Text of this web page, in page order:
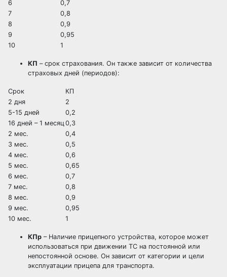
6
0,7
7
0,8
8
0,9
9
0,95
10
1
КП – срок страхования. Он также зависит от количества
страховых дней (периодов):
Срок
КП
2 дня
2
5-15 дней
0,2
16 дней – 1 месяц0,3
2 мес.
0,4
3 мес.
0,5
4 мес.
0,6
5 мес.
0,65
6 мес.
0,7
7 мес.
0,8
8 мес.
0,9
9 мес.
0,95
10 мес.
1
КПр – Наличие прицепного устройства, которое может
использоваться при движении ТС на постоянной или
непостоянной основе. Он зависит от категории и цели
эксплуатации прицепа для транспорта.